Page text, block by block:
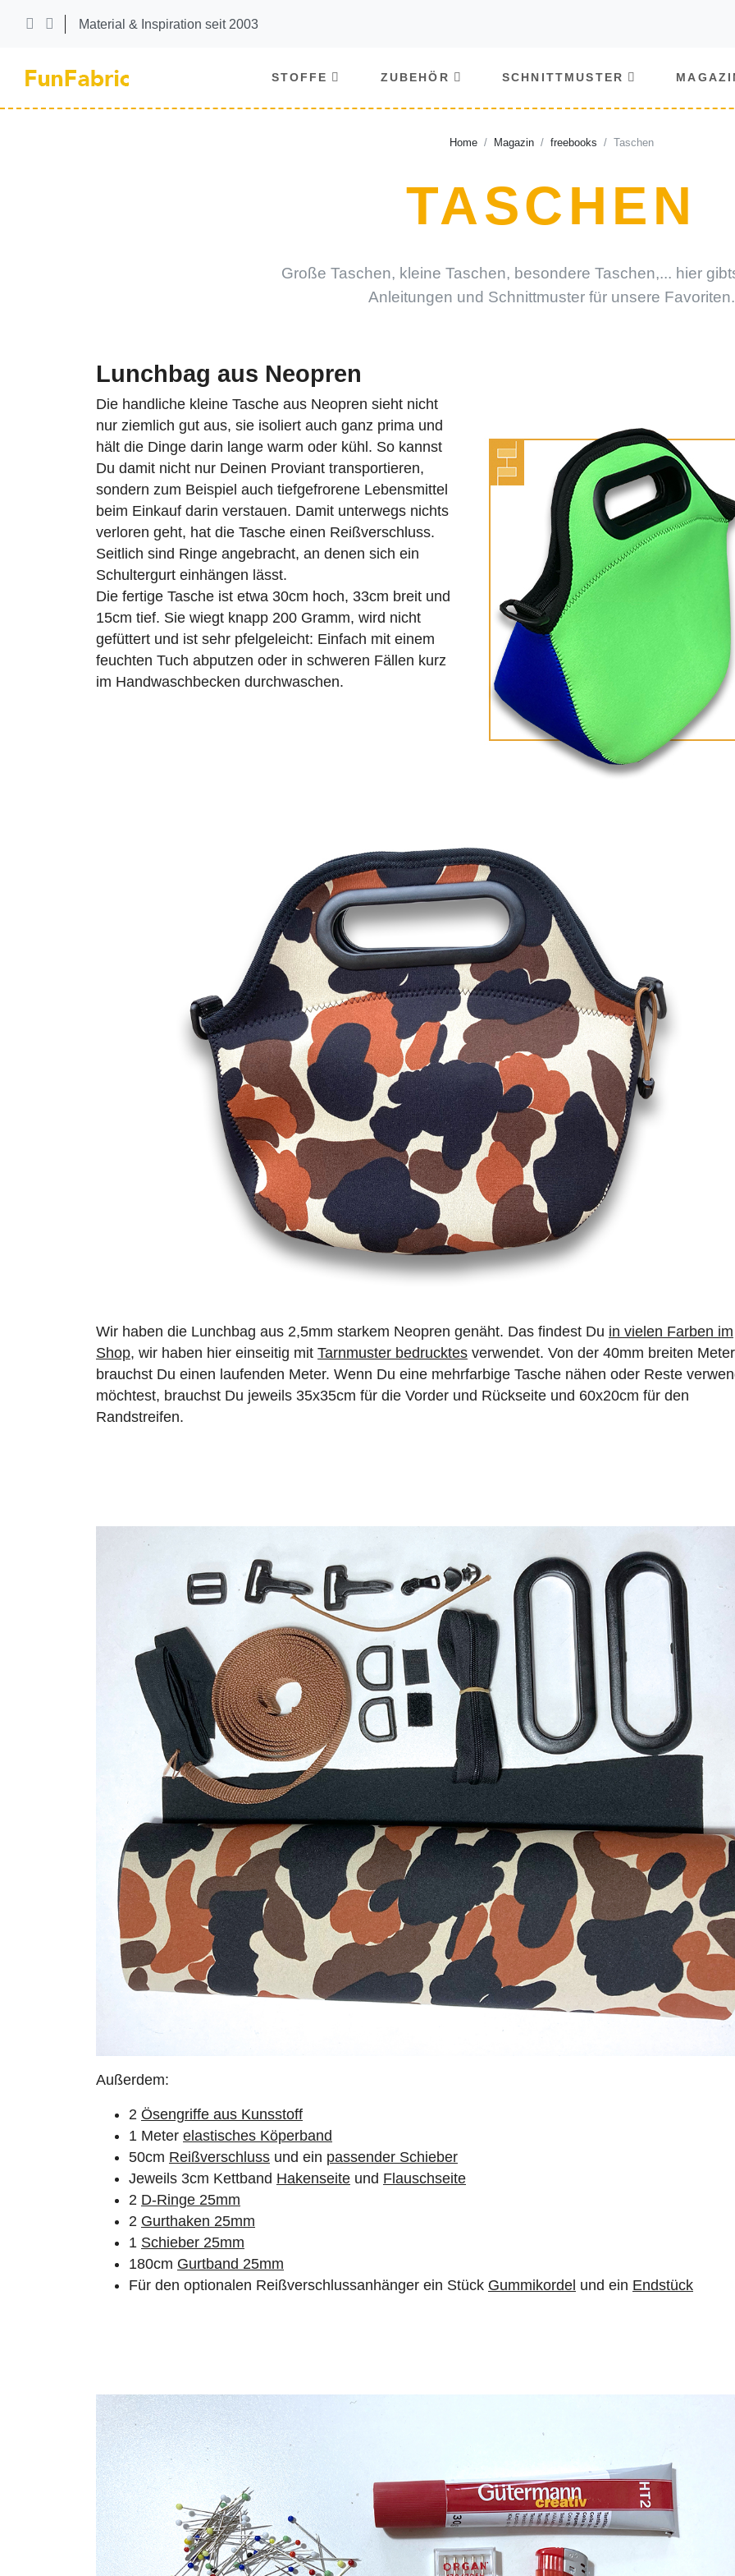
Material & Inspiration seit 2003
STOFFE ZUBEHÖR SCHNITTMUSTER
Home Magazin freebooks Taschen
TASCHEN
Große Taschen, kleine Taschen, besondere Taschen,... hier
Anleitungen und Schnittmuster für unsere Favoriten.
Lunchbag aus Neopren
Die handliche kleine Tasche aus Neopren sieht nicht
nur ziemlich gut aus, sie isoliert auch ganz prima und
hält die Dinge darin lange warm oder kühl. So kannst
Du damit nicht nur Deinen Proviant transportieren,
sondern zum Beispiel auch tiefgefrorene Lebensmittel
beim Einkauf darin verstauen. Damit unterwegs nichts
verloren geht, hat die Tasche einen Reißverschluss.
Seitlich sind Ringe angebracht, an denen sich ein
Schultergurt einhängen lässt.
Die fertige Tasche ist etwa 30cm hoch, 33cm breit und
15cm tief. Sie wiegt knapp 200 Gramm, wird nicht
gefüttert und ist sehr pfelgeleicht: Einfach mit einem
feuchten Tuch abputzen oder in schweren Fällen kurz
im Handwaschbecken durchwaschen.
Wir haben die Lunchbag aus 2,5mm starkem Neopren genäht. Das findest Du in vielen Farben im
Shop, wir haben hier einseitig mit Tarnmuster bedrucktes verwendet. Von der 40mm breiten
brauchst Du einen laufenden Meter. Wenn Du eine mehrfarbige Tasche nähen oder Reste
möchtest, brauchst Du jeweils 35x35cm für die Vorder und Rückseite und 60x20cm für den
Randstreifen.
Außerdem:
2 Ösengriffe aus Kunsstoff
1 Meter elastisches Köperband
50cm Reißverschluss und ein passender Schieber
Jeweils 3cm Kettband Hakenseite und Flauschseite
2 D-Ringe 25mm
2 Gurthaken 25mm
1 Schieber 25mm
180cm Gurtband 25mm
Für den optionalen Reißverschlussanhänger ein Stück Gummikordel und ein Endstück